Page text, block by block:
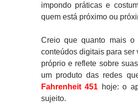
impondo práticas e
quem está próximo ou
Creio que quanto mais
conteúdos digitais para ser
próprio e reflete sobre
um produto das redes
Fahrenheit 451 hoje: o
sujeito.